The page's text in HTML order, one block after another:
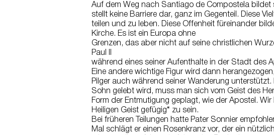
Auf dem Weg nach Santiago de Compostela
stellt keine Barriere dar, ganz im Gegenteil. Diese
teilen und zu leben. Diese Offenheit füreinander
Kirche. Es ist ein Europa ohne
Grenzen, das aber nicht auf seine christlichen
Paul II
während eines seiner Aufenthalte in der Stadt des
Eine andere wichtige Figur wird dann
Pilger auch während seiner Wanderung
Sohn gelebt wird, muss man sich vom Geist des
Form der Entmutigung geplagt, wie der Apostel.
Heiligen Geist gefügig“ zu sein.
Bei früheren Teilungen hatte Pater Sonnier
Mal schlägt er einen Rosenkranz vor, der ein